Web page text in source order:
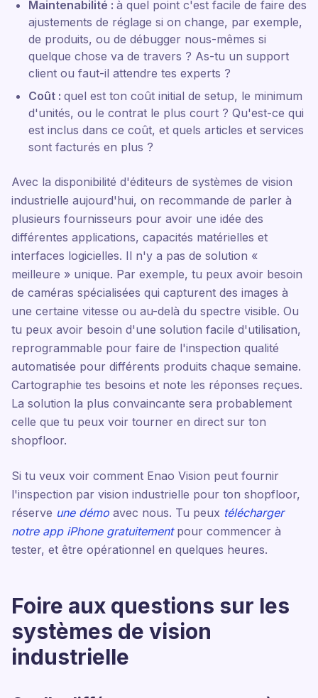
Maintenabilité : à quel point c'est facile de faire des
ajustements de réglage si on change, par exemple,
de produits, ou de débugger nous-mêmes si
quelque chose va de travers ? As-tu un support
client ou faut-il attendre tes experts ?
Coût : quel est ton coût initial de setup, le minimum
d'unités, ou le contrat le plus court ? Qu'est-ce qui
est inclus dans ce coût, et quels articles et services
sont facturés en plus ?
Avec la disponibilité d'éditeurs de systèmes de vision
industrielle aujourd'hui, on recommande de parler à
plusieurs fournisseurs pour avoir une idée des
différentes applications, capacités matérielles et
interfaces logicielles. Il n'y a pas de solution «
meilleure » unique. Par exemple, tu peux avoir besoin
de caméras spécialisées qui capturent des images à
une certaine vitesse ou au-delà du spectre visible. Ou
tu peux avoir besoin d'une solution facile d'utilisation,
reprogrammable pour faire de l'inspection qualité
automatisée pour différents produits chaque semaine.
Cartographie tes besoins et note les réponses reçues.
La solution la plus convaincante sera probablement
celle que tu peux voir tourner en direct sur ton
shopfloor.
Si tu veux voir comment Enao Vision peut fournir
l'inspection par vision industrielle pour ton shopfloor,
réserve une démo avec nous. Tu peux télécharger
notre app iPhone gratuitementpour commencer à
tester, et être opérationnel en quelques heures.
Foire aux questions sur les
systèmes de vision
industrielle